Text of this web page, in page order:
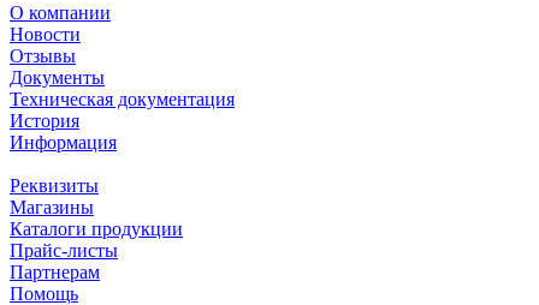
О компании
Новости
Отзывы
Документы
Техническая документация
История
Информация
Реквизиты
Магазины
Каталоги продукции
Прайс-листы
Партнерам
Помощь